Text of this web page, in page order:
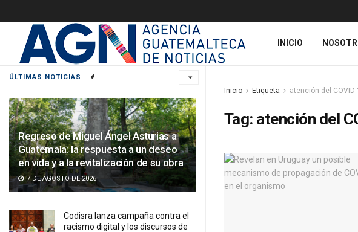
ÚLTIMAS NOTICIAS
Regreso de Miguel Ángel Asturias a
Guatemala: la respuesta a un deseo
en vida y a la revitalización de su obra
7 DE AGOSTO DE 2026
Codisra lanza campaña contra el
racismo digital y los discursos de
INICIO
Inicio Etiqueta atención del COVID-
Tag: atención del